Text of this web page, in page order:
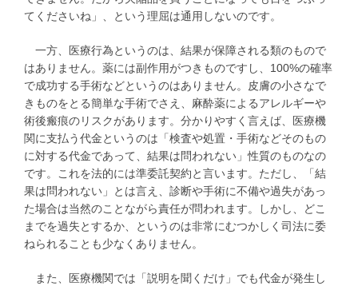
てくださいね」、という理屈は通用しないのです。
一方、医療行為というのは、結果が保障される類のもので
はありません。薬には副作用がつきものですし、100%の確率
で成功する手術などというのはありません。皮膚の小さなで
きものをとる簡単な手術でさえ、麻酔薬によるアレルギーや
術後瘢痕のリスクがあります。分かりやすく言えば、医療機
関に支払う代金というのは「検査や処置・手術などそのもの
に対する代金であって、結果は問われない」性質のものなの
です。これを法的には準委託契約と言います。ただし、「結
果は問われない」とは言え、診断や手術に不備や過失があっ
た場合は当然のことながら責任が問われます。しかし、どこ
までを過失とするか、というのは非常にむつかしく司法に委
ねられることも少なくありません。
また、医療機関では「説明を聞くだけ」でも代金が発生し